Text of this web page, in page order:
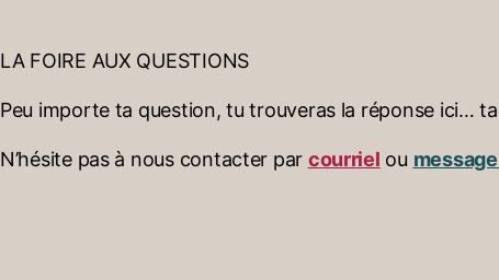
LA FOIRE AUX QUESTIONS
Peu importe ta question, tu trouveras la réponse ici…
N’hésite pas à nous contacter par courriel ou